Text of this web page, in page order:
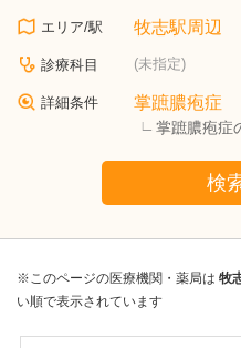
エリア/駅 牧志駅周辺
診療科目 (未指定)
詳細条件 掌蹠膿疱症
掌蹠膿疱症
検
※このページの医療機関・薬局は 牧
い順で表示されています